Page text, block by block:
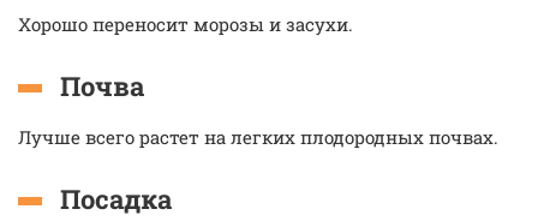
Хорошо переносит морозы и засухи.
Почва
Лучше всего растет на легких плодородных почвах.
Посадка